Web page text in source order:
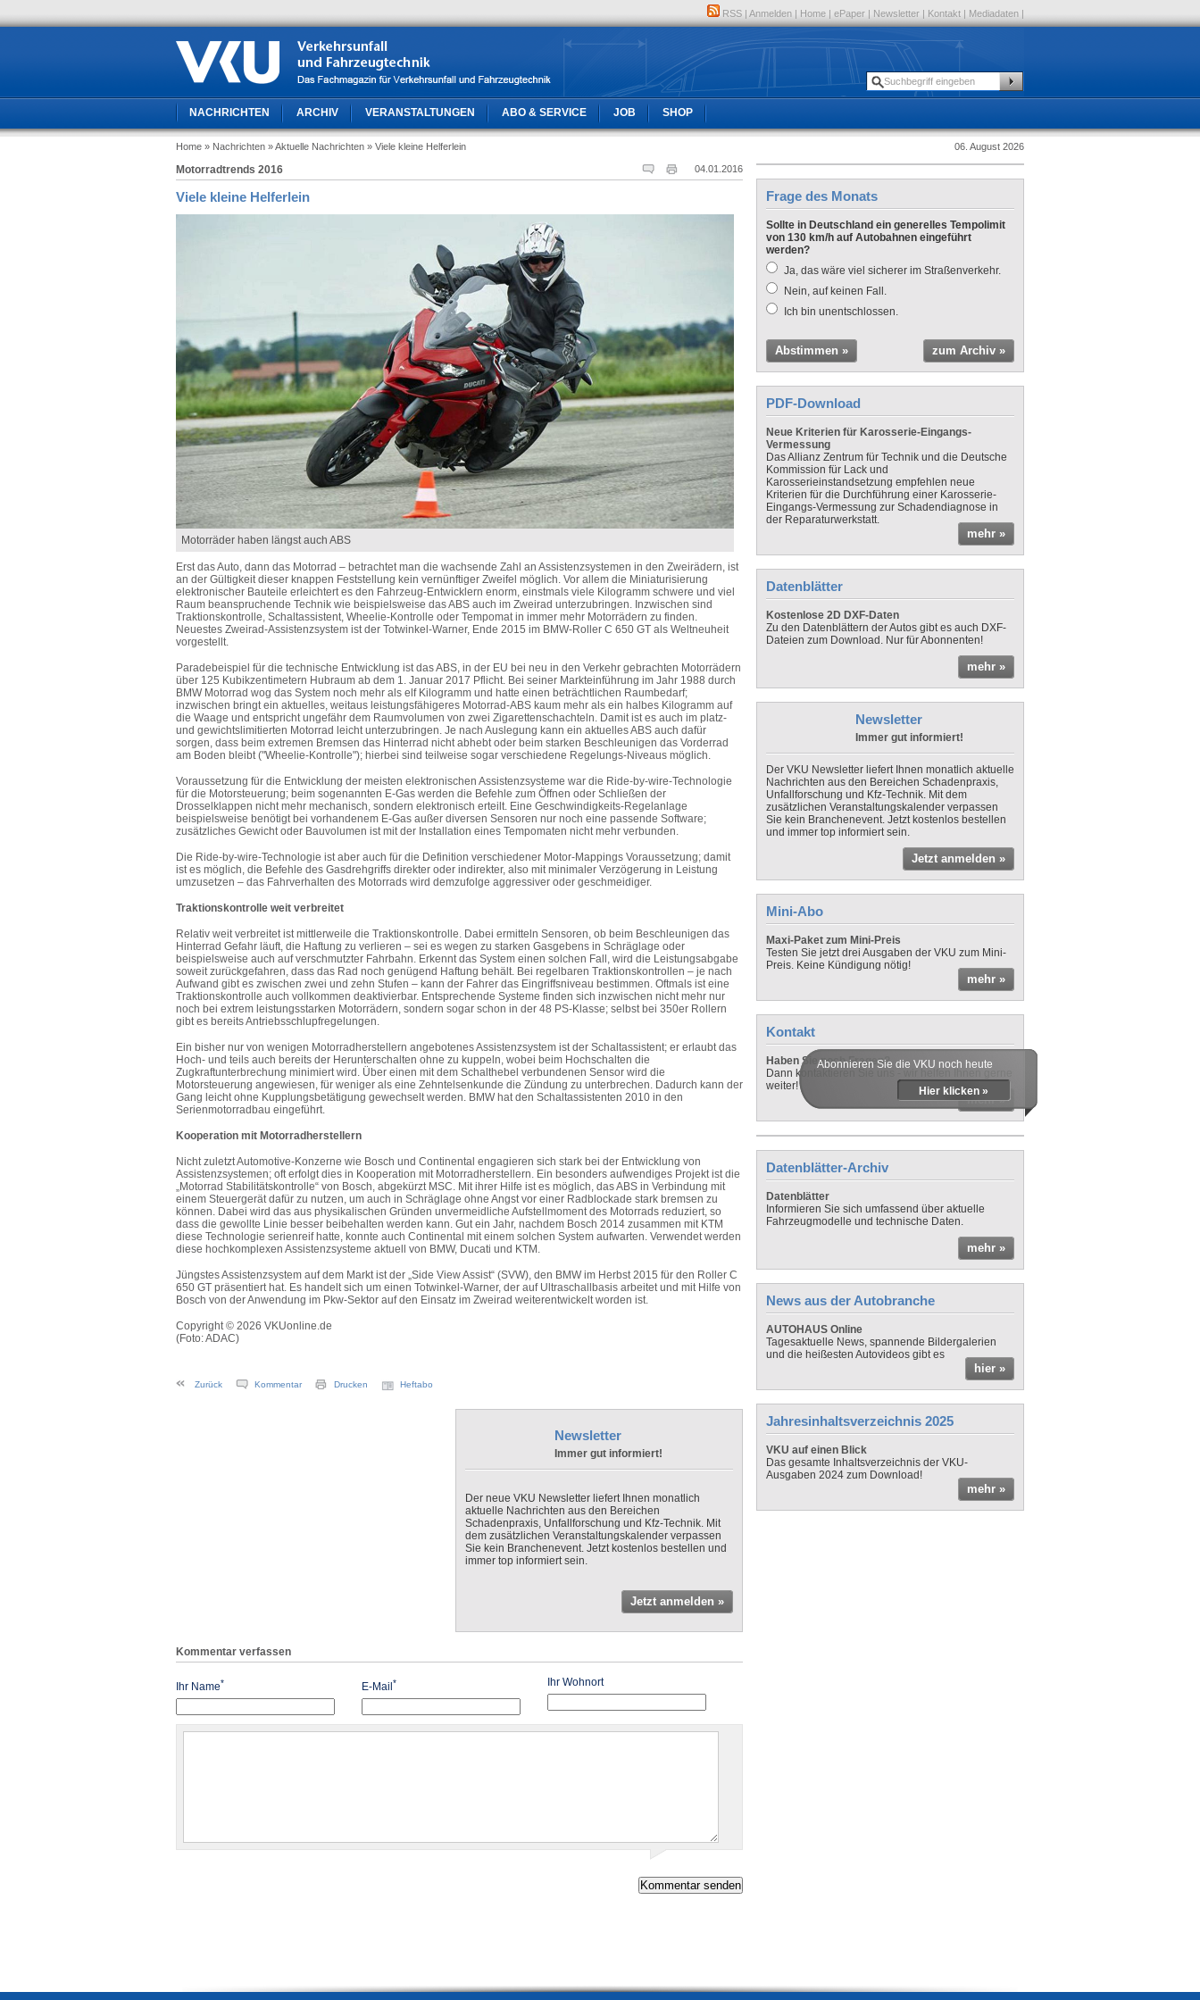
RSS | Anmelden | Home | ePaper | Newsletter | Kontakt | Mediadaten |
NACHRICHTEN ARCHIV VERANSTALTUNGEN ABO & SERVICE JOB SHOP
Home » Nachrichten » Aktuelle Nachrichten » Viele kleine Helferlein 06. August 2026
04.01.2016
Motorradtrends 2016
Viele kleine Helferlein
Motorräder haben längst auch ABS
Erst das Auto, dann das Motorrad – betrachtet man die wachsende Zahl an Assistenzsystemen in den Zweirädern, ist
an der Gültigkeit dieser knappen Feststellung kein vernünftiger Zweifel möglich. Vor allem die Miniaturisierung
elektronischer Bauteile erleichtert es den Fahrzeug-Entwicklern enorm, einstmals viele Kilogramm schwere und viel
Raum beanspruchende Technik wie beispielsweise das ABS auch im Zweirad unterzubringen. Inzwischen sind
Traktionskontrolle, Schaltassistent, Wheelie-Kontrolle oder Tempomat in immer mehr Motorrädern zu finden.
Neuestes Zweirad-Assistenzsystem ist der Totwinkel-Warner, Ende 2015 im BMW-Roller C 650 GT als Weltneuheit
vorgestellt.
Paradebeispiel für die technische Entwicklung ist das ABS, in der EU bei neu in den Verkehr gebrachten Motorrädern
über 125 Kubikzentimetern Hubraum ab dem 1. Januar 2017 Pflicht. Bei seiner Markteinführung im Jahr 1988 durch
BMW Motorrad wog das System noch mehr als elf Kilogramm und hatte einen beträchtlichen Raumbedarf;
inzwischen bringt ein aktuelles, weitaus leistungsfähigeres Motorrad-ABS kaum mehr als ein halbes Kilogramm auf
die Waage und entspricht ungefähr dem Raumvolumen von zwei Zigarettenschachteln. Damit ist es auch im platz-
und gewichtslimitierten Motorrad leicht unterzubringen. Je nach Auslegung kann ein aktuelles ABS auch dafür
sorgen, dass beim extremen Bremsen das Hinterrad nicht abhebt oder beim starken Beschleunigen das Vorderrad
am Boden bleibt ("Wheelie-Kontrolle"); hierbei sind teilweise sogar verschiedene Regelungs-Niveaus möglich.
Voraussetzung für die Entwicklung der meisten elektronischen Assistenzsysteme war die Ride-by-wire-Technologie
für die Motorsteuerung; beim sogenannten E-Gas werden die Befehle zum Öffnen oder Schließen der
Drosselklappen nicht mehr mechanisch, sondern elektronisch erteilt. Eine Geschwindigkeits-Regelanlage
beispielsweise benötigt bei vorhandenem E-Gas außer diversen Sensoren nur noch eine passende Software;
zusätzliches Gewicht oder Bauvolumen ist mit der Installation eines Tempomaten nicht mehr verbunden.
Die Ride-by-wire-Technologie ist aber auch für die Definition verschiedener Motor-Mappings Voraussetzung; damit
ist es möglich, die Befehle des Gasdrehgriffs direkter oder indirekter, also mit minimaler Verzögerung in Leistung
umzusetzen – das Fahrverhalten des Motorrads wird demzufolge aggressiver oder geschmeidiger.
Traktionskontrolle weit verbreitet
Relativ weit verbreitet ist mittlerweile die Traktionskontrolle. Dabei ermitteln Sensoren, ob beim Beschleunigen das
Hinterrad Gefahr läuft, die Haftung zu verlieren – sei es wegen zu starken Gasgebens in Schräglage oder
beispielsweise auch auf verschmutzter Fahrbahn. Erkennt das System einen solchen Fall, wird die Leistungsabgabe
soweit zurückgefahren, dass das Rad noch genügend Haftung behält. Bei regelbaren Traktionskontrollen – je nach
Aufwand gibt es zwischen zwei und zehn Stufen – kann der Fahrer das Eingriffsniveau bestimmen. Oftmals ist eine
Traktionskontrolle auch vollkommen deaktivierbar. Entsprechende Systeme finden sich inzwischen nicht mehr nur
noch bei extrem leistungsstarken Motorrädern, sondern sogar schon in der 48 PS-Klasse; selbst bei 350er Rollern
gibt es bereits Antriebsschlupfregelungen.
Ein bisher nur von wenigen Motorradherstellern angebotenes Assistenzsystem ist der Schaltassistent; er erlaubt das
Hoch- und teils auch bereits der Herunterschalten ohne zu kuppeln, wobei beim Hochschalten die
Zugkraftunterbrechung minimiert wird. Über einen mit dem Schalthebel verbundenen Sensor wird die
Motorsteuerung angewiesen, für weniger als eine Zehntelsenkunde die Zündung zu unterbrechen. Dadurch kann der
Gang leicht ohne Kupplungsbetätigung gewechselt werden. BMW hat den Schaltassistenten 2010 in den
Serienmotorradbau eingeführt.
Kooperation mit Motorradherstellern
Nicht zuletzt Automotive-Konzerne wie Bosch und Continental engagieren sich stark bei der Entwicklung von
Assistenzsystemen; oft erfolgt dies in Kooperation mit Motorradherstellern. Ein besonders aufwendiges Projekt ist die
„Motorrad Stabilitätskontrolle“ von Bosch, abgekürzt MSC. Mit ihrer Hilfe ist es möglich, das ABS in Verbindung mit
einem Steuergerät dafür zu nutzen, um auch in Schräglage ohne Angst vor einer Radblockade stark bremsen zu
können. Dabei wird das aus physikalischen Gründen unvermeidliche Aufstellmoment des Motorrads reduziert, so
dass die gewollte Linie besser beibehalten werden kann. Gut ein Jahr, nachdem Bosch 2014 zusammen mit KTM
diese Technologie serienreif hatte, konnte auch Continental mit einem solchen System aufwarten. Verwendet werden
diese hochkomplexen Assistenzsysteme aktuell von BMW, Ducati und KTM.
Jüngstes Assistenzsystem auf dem Markt ist der „Side View Assist“ (SVW), den BMW im Herbst 2015 für den Roller C
650 GT präsentiert hat. Es handelt sich um einen Totwinkel-Warner, der auf Ultraschallbasis arbeitet und mit Hilfe von
Bosch von der Anwendung im Pkw-Sektor auf den Einsatz im Zweirad weiterentwickelt worden ist.
Copyright © 2026 VKUonline.de
(Foto: ADAC)
Zurück Kommentar Drucken Heftabo
Newsletter
Immer gut informiert!
Der neue VKU Newsletter liefert Ihnen monatlich
aktuelle Nachrichten aus den Bereichen
Schadenpraxis, Unfallforschung und Kfz-Technik. Mit
dem zusätzlichen Veranstaltungskalender verpassen
Sie kein Branchenevent. Jetzt kostenlos bestellen und
immer top informiert sein.
Jetzt anmelden »
Kommentar verfassen
Ihr Name* E-Mail* Ihr Wohnort
Frage des Monats
Sollte in Deutschland ein generelles Tempolimit
von 130 km/h auf Autobahnen eingeführt
werden?
Ja, das wäre viel sicherer im Straßenverkehr.
Nein, auf keinen Fall.
Ich bin unentschlossen.
Abstimmen » zum Archiv »
PDF-Download
Neue Kriterien für Karosserie-Eingangs-
Vermessung
Das Allianz Zentrum für Technik und die Deutsche
Kommission für Lack und
Karosserieinstandsetzung empfehlen neue
Kriterien für die Durchführung einer Karosserie-
Eingangs-Vermessung zur Schadendiagnose in
der Reparaturwerkstatt.
mehr »
Datenblätter
Kostenlose 2D DXF-Daten
Zu den Datenblättern der Autos gibt es auch DXF-
Dateien zum Download. Nur für Abonnenten!
mehr »
Newsletter
Immer gut informiert!
Der VKU Newsletter liefert Ihnen monatlich aktuelle
Nachrichten aus den Bereichen Schadenpraxis,
Unfallforschung und Kfz-Technik. Mit dem
zusätzlichen Veranstaltungskalender verpassen
Sie kein Branchenevent. Jetzt kostenlos bestellen
und immer top informiert sein.
Jetzt anmelden »
Mini-Abo
Maxi-Paket zum Mini-Preis
Testen Sie jetzt drei Ausgaben der VKU zum Mini-
Preis. Keine Kündigung nötig!
mehr »
Kontakt
Haben Sie noch Fragen?
Dann kontaktieren Sie uns - wir helfen Ihnen gerne
weiter!
mehr »
Abonnieren Sie die VKU noch heute
Hier klicken »
Datenblätter-Archiv
Datenblätter
Informieren Sie sich umfassend über aktuelle
Fahrzeugmodelle und technische Daten.
mehr »
News aus der Autobranche
AUTOHAUS Online
Tagesaktuelle News, spannende Bildergalerien
und die heißesten Autovideos gibt es
hier »
Jahresinhaltsverzeichnis 2025
VKU auf einen Blick
Das gesamte Inhaltsverzeichnis der VKU-
Ausgaben 2024 zum Download!
mehr »